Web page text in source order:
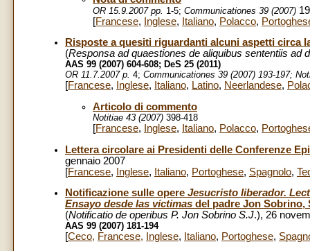
OR 15.9.2007 pp. 1-5; Communicationes 39 (2007)
[Francese, Inglese, Italiano, Polacco,
Risposte a quesiti riguardanti alcuni aspetti circa
(Responsa ad quaestiones de aliquibus sententiis ad
AAS 99 (2007) 604-608; DeS 25 (2011)
OR 11.7.2007 p. 4; Communicationes 39 (2007) 193-197;
[Francese, Inglese, Italiano, Latino, Neerlandese,
Articolo di commento
Notitiae 43 (2007) 398-418
[Francese, Inglese, Italiano, Polacco,
Lettera circolare ai Presidenti delle Conferenze
gennaio 2007
[Francese, Inglese, Italiano, Portoghese, Spagnolo,
Notificazione sulle opere Jesucristo liberador.
Ensayo desde las víctimas del padre Jon Sobrino,
(Notificatio de operibus P. Jon Sobrino S.J.), 26
AAS 99 (2007) 181-194
[Ceco, Francese, Inglese, Italiano, Portoghese,